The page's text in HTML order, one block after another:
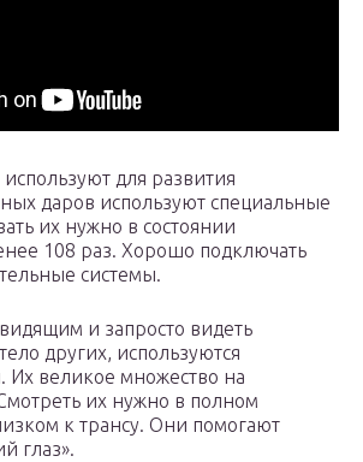
для развития
даров используют специальные
их нужно в состоянии
108 раз. Хорошо подключать
системы.
и запросто видеть
других, используются
Их великое множество на
их нужно в полном
к трансу. Они помогают
глаз».